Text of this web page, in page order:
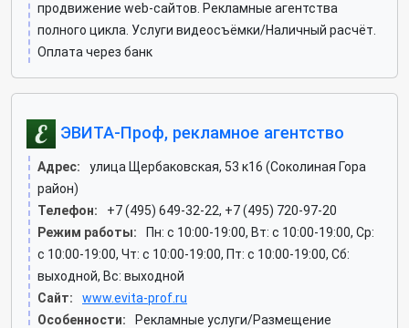
продвижение web-сайтов. Рекламные агентства
полного цикла. Услуги видеосъёмки/Наличный расчёт.
Оплата через банк
ЭВИТА-Проф, рекламное агентство
Адрес:
улица Щербаковская, 53 к16 (Соколиная Гора
район)
Телефон:
+7 (495) 649-32-22, +7 (495) 720-97-20
Режим работы:
Пн: c 10:00-19:00, Вт: c 10:00-19:00, Ср:
c 10:00-19:00, Чт: c 10:00-19:00, Пт: c 10:00-19:00, Сб:
выходной, Вс: выходной
Сайт:
www.evita-prof.ru
Особенности:
Рекламные услуги/Размещение